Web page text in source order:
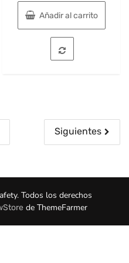
Añadir al carrito
Siguientes
Todos los derechos
de ThemeFarmer